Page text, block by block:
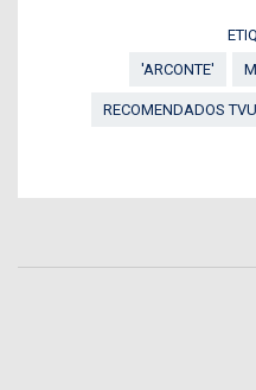
'ARCONTE'
RECOMENDADOS TVU